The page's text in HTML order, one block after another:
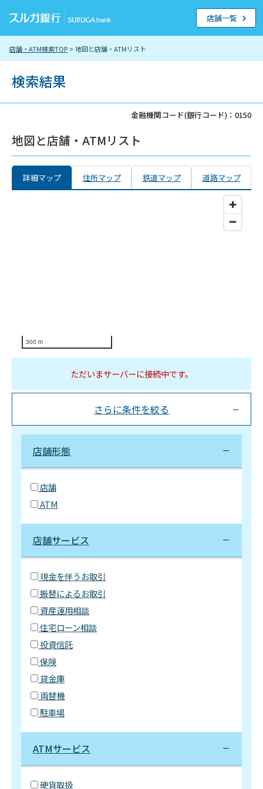
店舗・ATM検索TOP > 地図と店舗・ATMリスト
店舗一覧
検索結果
金融機関コード(銀行コード)：0150
地図と店舗・ATMリスト
詳細マップ 住所マップ 鉄道マップ 道路マップ
300 m
ただいまサーバーに接続中です。
さらに条件を絞る
店舗形態
店舗
ATM
店舗サービス
現金を伴うお取引
振替によるお取引
資産運用相談
住宅ローン相談
投資信託
保険
貸金庫
両替機
駐車場
ATMサービス
硬貨取扱